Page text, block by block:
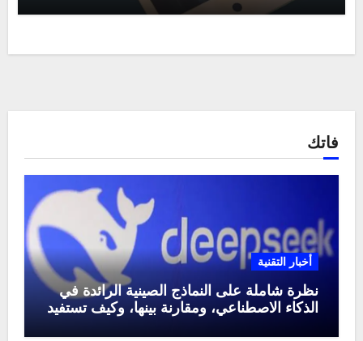
فاتك
أخبار التقنية
نظرة شاملة على النماذج الصينية الرائدة في
الذكاء الاصطناعي، ومقارنة بينها، وكيف تستفيد